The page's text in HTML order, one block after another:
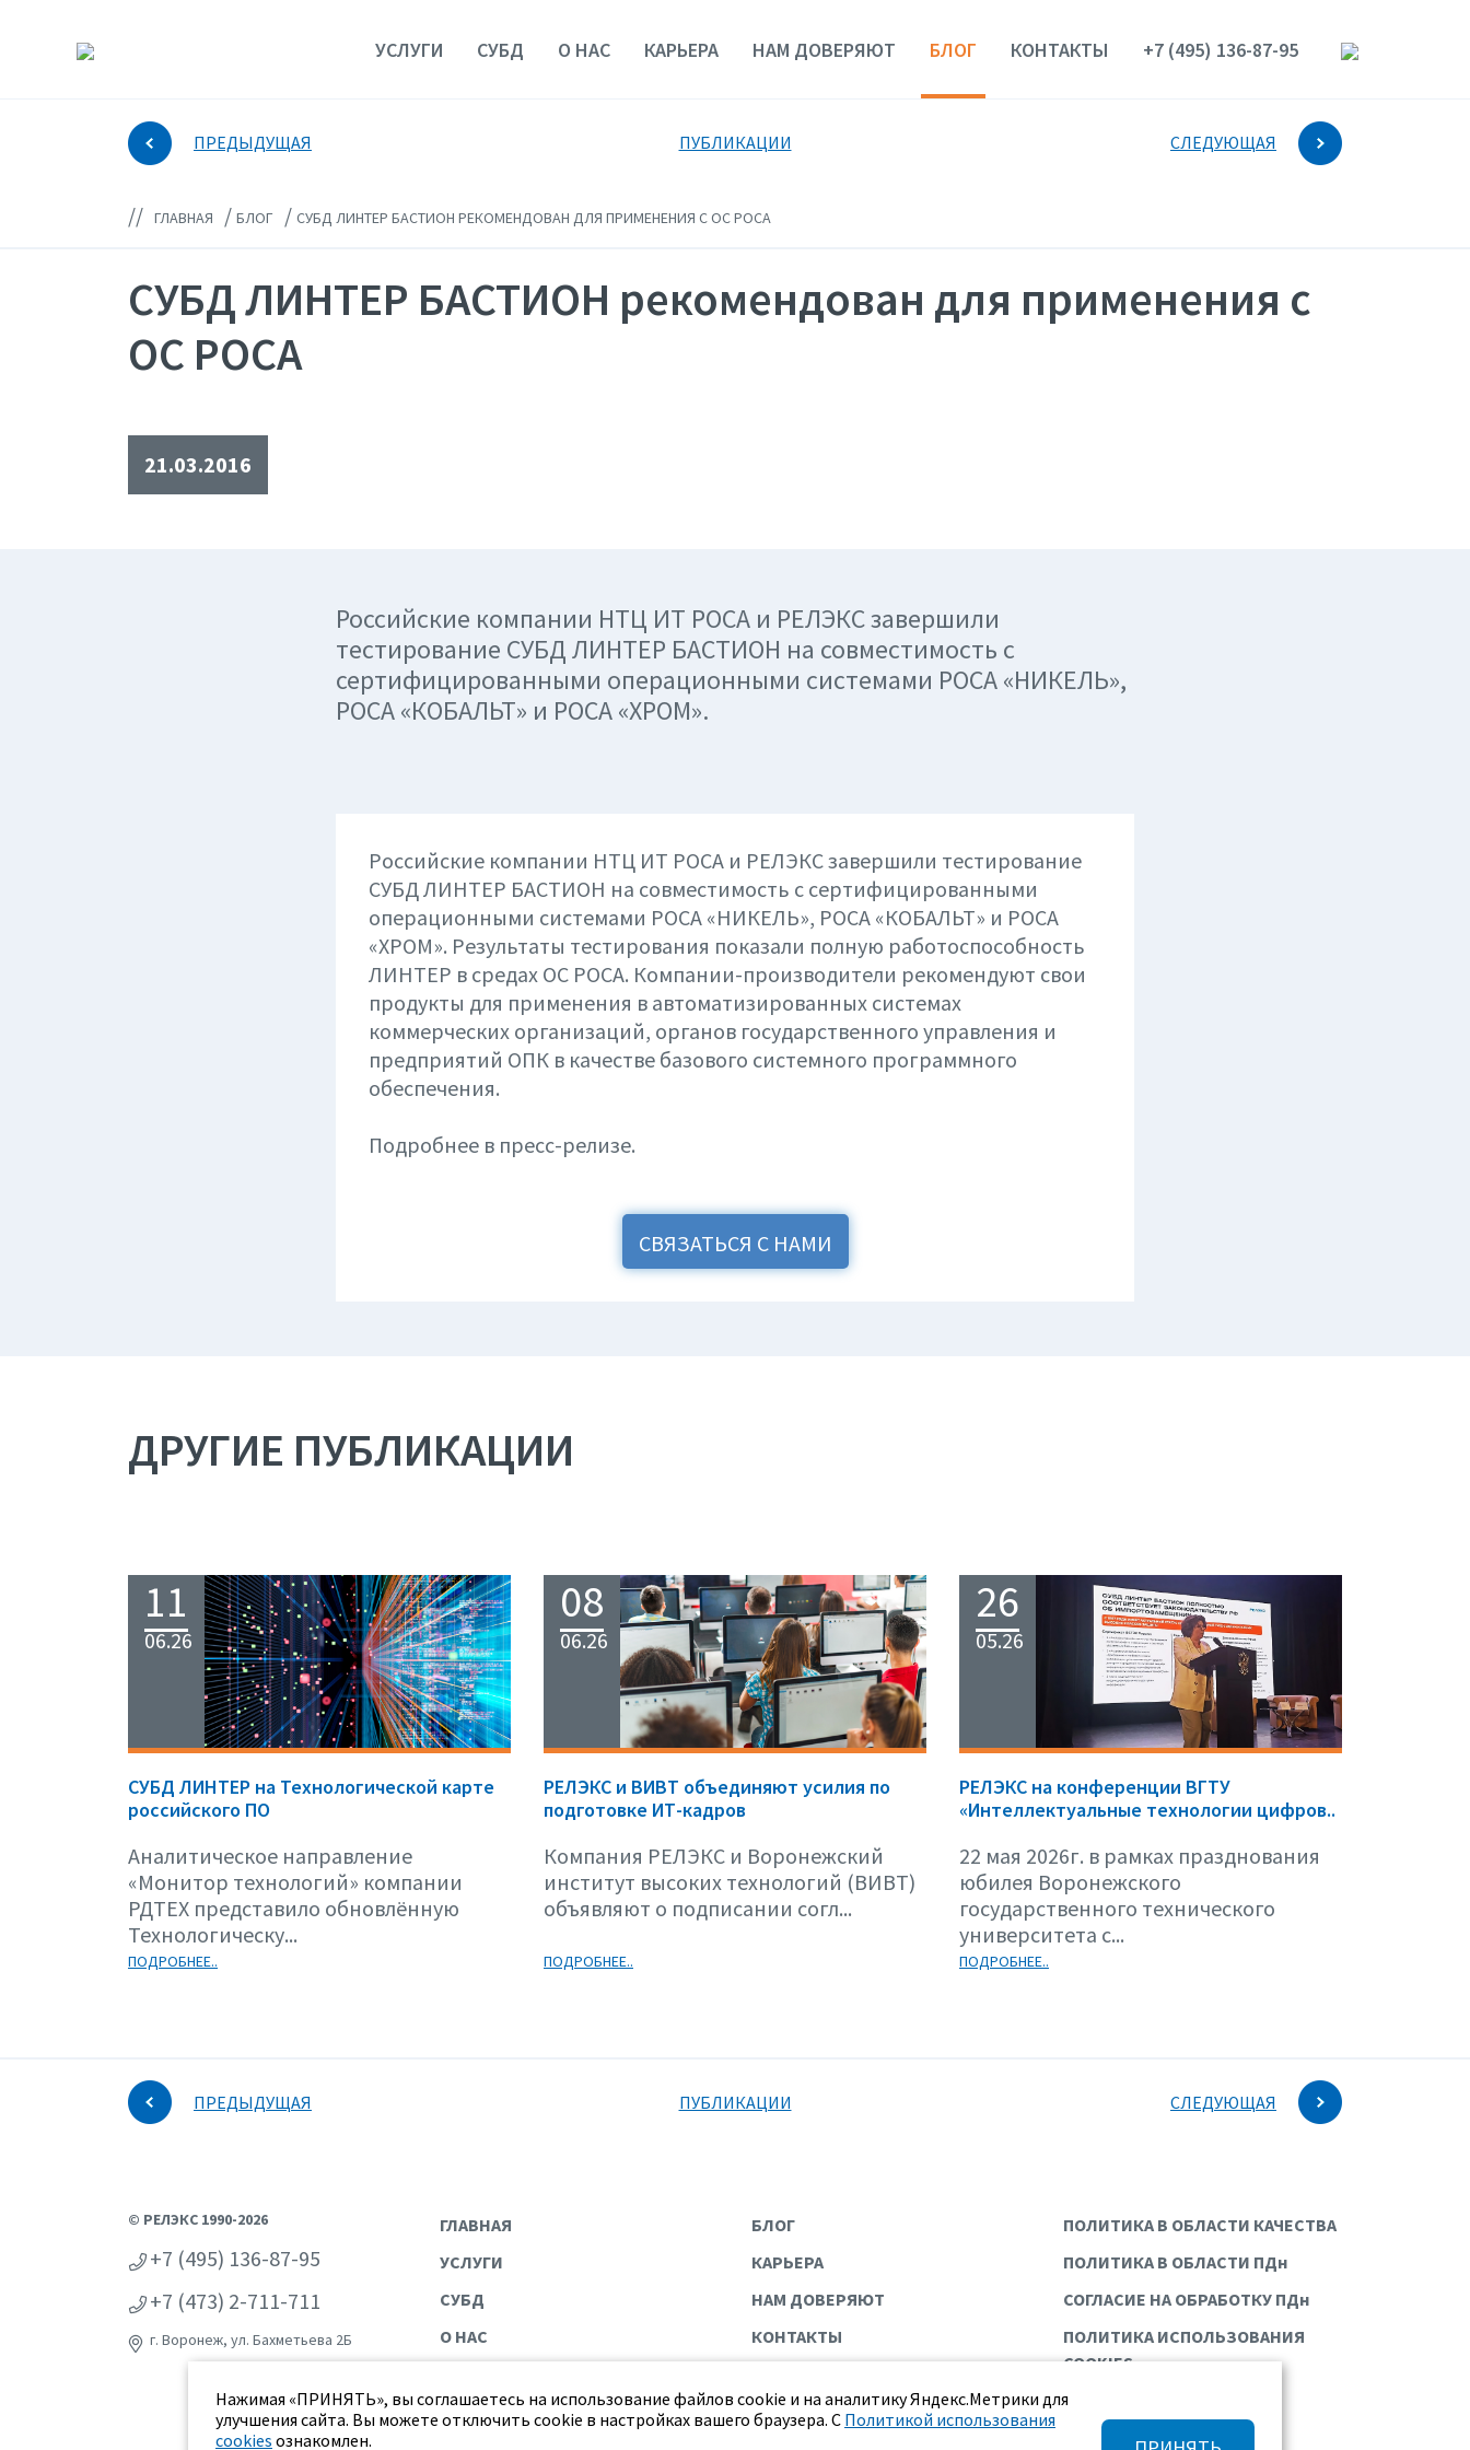
УСЛУГИ СУБД О НАС КАРЬЕРА НАМ ДОВЕРЯЮТ БЛОГ КОНТАКТЫ +7 (495) 136-87-95
ПРЕДЫДУЩАЯ ПУБЛИКАЦИИ СЛЕДУЮЩАЯ
// ГЛАВНАЯ / БЛОГ / СУБД ЛИНТЕР БАСТИОН РЕКОМЕНДОВАН ДЛЯ ПРИМЕНЕНИЯ С ОС РОСА
СУБД ЛИНТЕР БАСТИОН рекомендован для применения с
ОС РОСА
21.03.2016
Российские компании НТЦ ИТ РОСА и РЕЛЭКС завершили
тестирование СУБД ЛИНТЕР БАСТИОН на совместимость с
сертифицированными операционными системами РОСА «НИКЕЛЬ»,
РОСА «КОБАЛЬТ» и РОСА «ХРОМ».
Российские компании НТЦ ИТ РОСА и РЕЛЭКС завершили тестирование
СУБД ЛИНТЕР БАСТИОН на совместимость с сертифицированными
операционными системами РОСА «НИКЕЛЬ», РОСА «КОБАЛЬТ» и РОСА
«ХРОМ». Результаты тестирования показали полную работоспособность
ЛИНТЕР в средах ОС РОСА. Компании-производители рекомендуют свои
продукты для применения в автоматизированных системах
коммерческих организаций, органов государственного управления и
предприятий ОПК в качестве базового системного программного
обеспечения.
Подробнее в пресс-релизе.
СВЯЗАТЬСЯ С НАМИ
ДРУГИЕ ПУБЛИКАЦИИ
11
06.26
СУБД ЛИНТЕР на Технологической карте
российского ПО
Аналитическое направление
«Монитор технологий» компании
РДТЕХ представило обновлённую
Технологическу...
ПОДРОБНЕЕ..
08
06.26
РЕЛЭКС и ВИВТ объединяют усилия по
подготовке ИТ-кадров
Компания РЕЛЭКС и Воронежский
институт высоких технологий (ВИВТ)
объявляют о подписании согл...
ПОДРОБНЕЕ..
26
05.26
РЕЛЭКС на конференции ВГТУ
«Интеллектуальные технологии цифров..
22 мая 2026г. в рамках празднования
юбилея Воронежского
государственного технического
университета с...
ПОДРОБНЕЕ..
ПРЕДЫДУЩАЯ ПУБЛИКАЦИИ СЛЕДУЮЩАЯ
Нажимая «ПРИНЯТЬ», вы соглашаетесь на использование файлов cookie и на аналитику Яндекс.Метрики для
улучшения сайта. Вы можете отключить cookie в настройках вашего браузера. С Политикой использования
cookies ознакомлен.
© РЕЛЭКС 1990-2026
+7 (495) 136-87-95
+7 (473) 2-711-711
г. Воронеж, ул. Бахметьева 2Б
ГЛАВНАЯ
УСЛУГИ
СУБД
О НАС
БЛОГ
КАРЬЕРА
НАМ ДОВЕРЯЮТ
КОНТАКТЫ
ПОЛИТИКА В ОБЛАСТИ КАЧЕСТВА
ПОЛИТИКА В ОБЛАСТИ ПДн
СОГЛАСИЕ НА ОБРАБОТКУ ПДн
ПОЛИТИКА ИСПОЛЬЗОВАНИЯ
COOKIES